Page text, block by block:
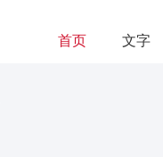
首页 文字